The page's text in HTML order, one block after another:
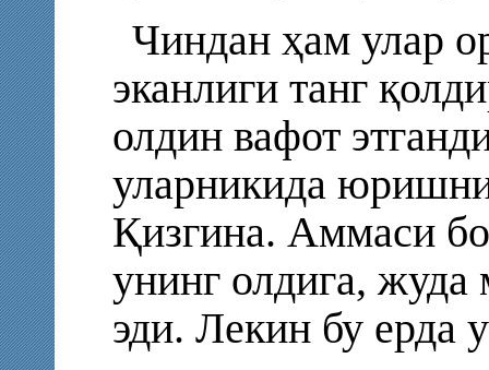
Чиндан ҳам улар
эканлиги танг
олдин вафот
уларникида
Қизгина. Аммаси
унинг олдига,
эди. Лекин бу ерда